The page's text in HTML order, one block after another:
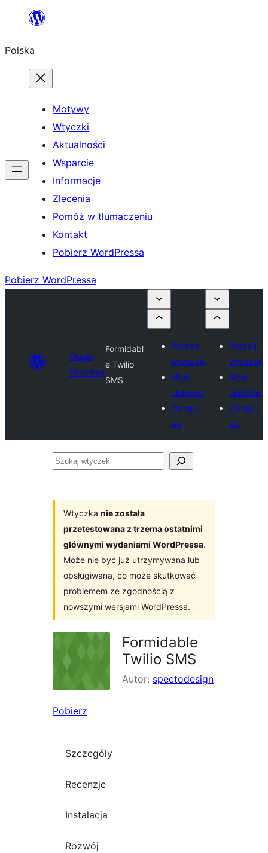
Przejdź
treści
Polska
Motywy
Wtyczki
Aktualności
Wsparcie
Informacje
Zlecenia
Pomóż w tłumaczeniu
Kontakt
Pobierz WordPressa
Pobierz WordPressa
Plugin
Directory
Formidabl
e Twilio
SMS
Prześlij
wtyczkę
Moje
ulubione
Zaloguj
się
Prześlij
wtyczkę
Moje
ulubione
Zaloguj
się
Szukaj
Wtyczka nie została
przetestowana z trzema ostatnimi
głównymi wydaniami WordPressa.
Może nie być już utrzymywana lub
obsługiwana, co może skutkować
problemem ze zgodnością z
nowszymi wersjami WordPressa.
Formidable
Twilio SMS
Autor: spectodesign
Pobierz
Szczegóły
Recenzje
Instalacja
Rozwój